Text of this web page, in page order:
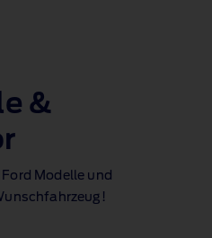
&
Modelle und